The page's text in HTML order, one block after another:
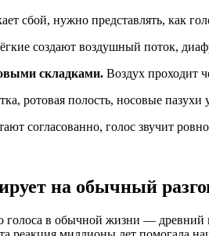
сбой, нужно представлять, как
создают воздушный поток,
складками. Воздух проходит
ротовая полость, носовые
согласованно, голос звучит
на обычный
голоса в обычной жизни — древний